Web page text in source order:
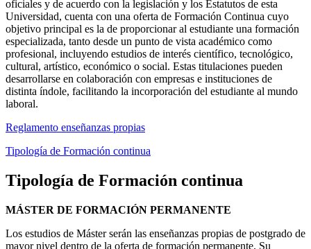
oficiales y de acuerdo con la legislación y los Estatutos de esta
Universidad, cuenta con una oferta de Formación Continua cuyo
objetivo principal es la de proporcionar al estudiante una formación
especializada, tanto desde un punto de vista académico como
profesional, incluyendo estudios de interés científico, tecnológico,
cultural, artístico, económico o social. Estas titulaciones pueden
desarrollarse en colaboración con empresas e instituciones de
distinta índole, facilitando la incorporación del estudiante al mundo
laboral.
Reglamento enseñanzas propias
Tipología de Formación continua
Tipología de Formación continua
MÁSTER DE FORMACIÓN PERMANENTE
Los estudios de Máster serán las enseñanzas propias de postgrado de
mayor nivel dentro de la oferta de formación permanente. Su